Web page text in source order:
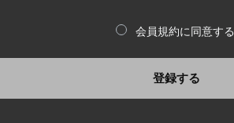
会員規約に同意する
登録する